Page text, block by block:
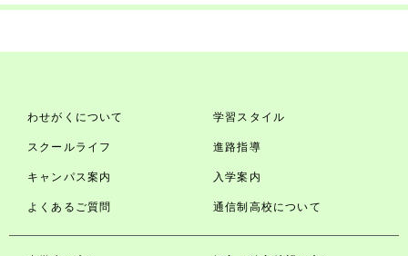
わせがくについて 学習スタイル
スクールライフ 進路指導
キャンパス案内 入学案内
よくあるご質問 通信制高校について